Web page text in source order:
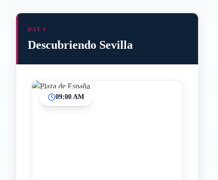
DAY 1
Descubriendo Sevilla
09:00 AM